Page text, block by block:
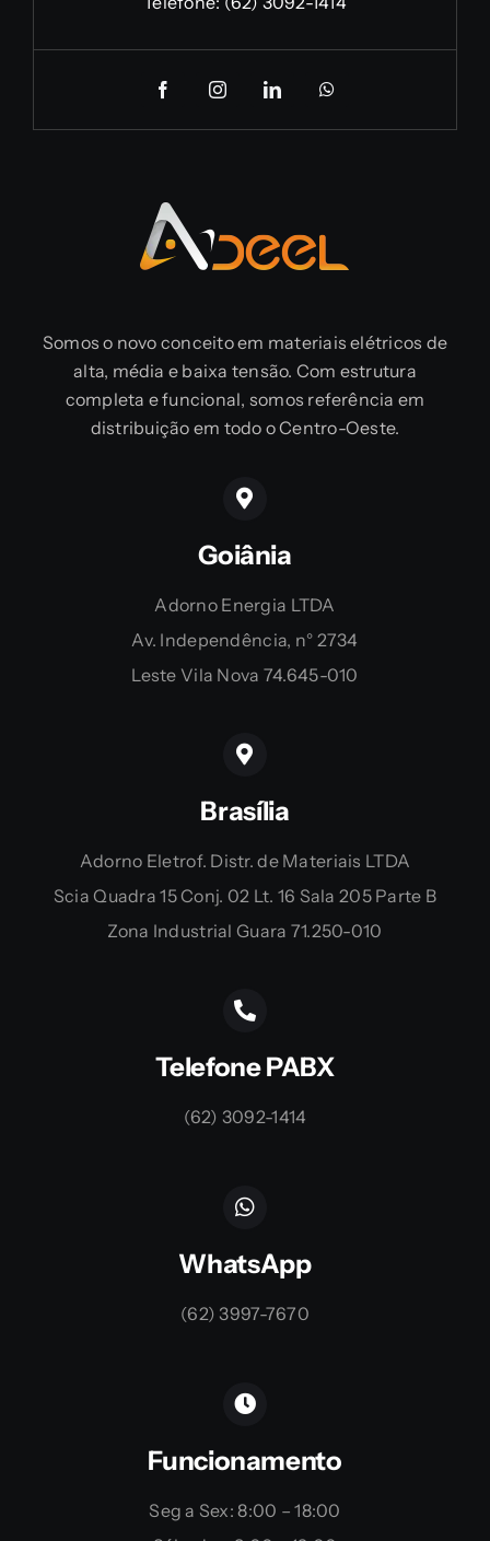
Somos o novo conceito em materiais elétricos de
alta, média e baixa tensão. Com estrutura
completa e funcional, somos referência em
distribuição em todo o Centro-Oeste.
Goiânia
Adorno Energia LTDA
Av. Independência, n° 2734
Leste Vila Nova 74.645-010
Brasília
Adorno Eletrof. Distr. de Materiais LTDA
Scia Quadra 15 Conj. 02 Lt. 16 Sala 205 Parte B
Zona Industrial Guara 71.250-010
Telefone PABX
(62) 3092-1414
WhatsApp
(62) 3997-7670
Funcionamento
Seg a Sex: 8:00 – 18:00